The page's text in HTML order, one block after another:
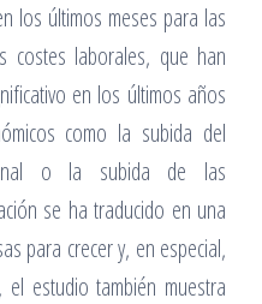
los últimos meses para las
costes laborales, que han
en los últimos años
como la subida del
o la subida de las
se ha traducido en una
para crecer y, en especial,
estudio también muestra